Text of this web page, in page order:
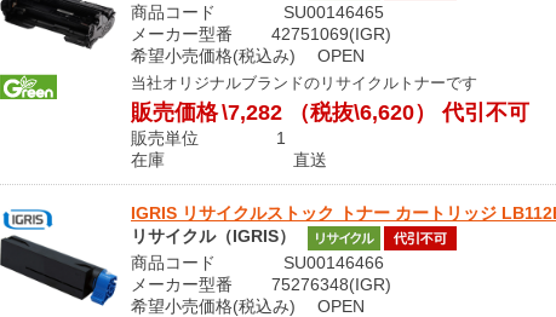
商品コード SU00146465
メーカー型番 42751069(IGR)
希望小売価格(税込み) OPEN
当社オリジナルブランドのリサイクルトナーです
販売価格\7,282 （税抜\6,620） 代引不可
販売単位 1
在庫 直送
IGRIS リサイクルストック トナー カートリッジ
リサイクル（IGRIS）
商品コード SU00146466
メーカー型番 75276348(IGR)
希望小売価格(税込み) OPEN